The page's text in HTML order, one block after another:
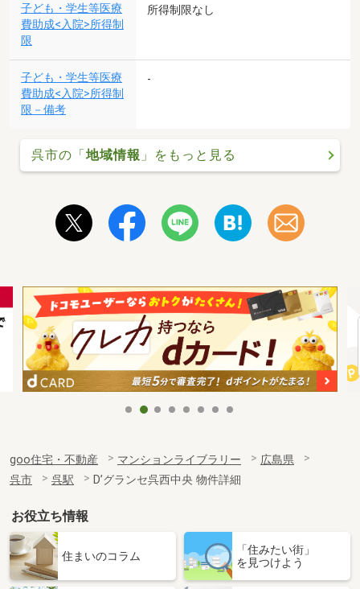
子ども・学生等医療
費助成<入院>所得制
限
所得制限なし
子ども・学生等医療
費助成<入院>所得制
限－備考
-
呉市の「 地域情報 」をもっと見る
goo住宅・不動産 マンションライブラリー
広島県
呉市
呉駅 D’グランセ呉西中央 物件詳細
お役立ち情報
住まいのコラム
「住みたい街」
を見つけよう